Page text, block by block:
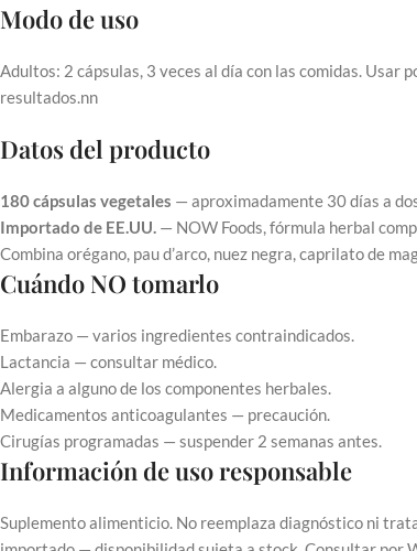
Modo de uso
Adultos: 2 cápsulas, 3 veces al día con las comidas. Usar
resultados.nn
Datos del producto
180 cápsulas vegetales — aproximadamente 30 días a
Importado de EE.UU. — NOW Foods, fórmula herbal
Combina orégano, pau d’arco, nuez negra, caprilato de
Cuándo NO tomarlo
Embarazo — varios ingredientes contraindicados.
Lactancia — consultar médico.
Alergia a alguno de los componentes herbales.
Medicamentos anticoagulantes — precaución.
Cirugías programadas — suspender 2 semanas antes.
Información de uso responsable
Suplemento alimenticio. No reemplaza diagnóstico ni